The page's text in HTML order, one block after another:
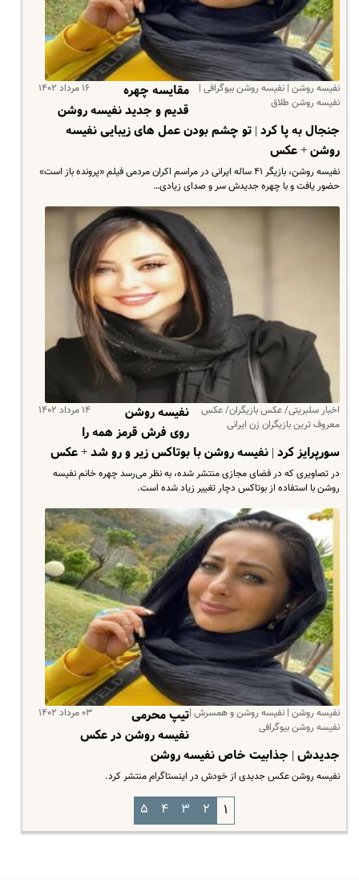
نفیسه روشن | نفیسه روشن بیوگرافی |
نفیسه روشن طلاق
۱۶ مرداد ۱۴۰۲
مقایسه چهره
قدیم و جدید نفیسه روشن
جنجال به پا کرد | تو چشم بودن عمل های زیبایی نفیسه
روشن + عکس
نفیسه روشن، بازیگر ۴۱ ساله ایرانی در مراسم اکران مردمی فیلم «پرونده باز است»
حضور یافت و با چهره جدیدش سر و صدای زیادی…
اخبار سلبریتی/ عکس بازیگران/ عکس
معروف ترین بازیگران زن ایرانی
۱۴ مرداد ۱۴۰۲
نفیسه روشن
روی فرش قرمز همه را
سورپرایز کرد | نفیسه روشن با بوتاکس زیر و رو شد + عکس
در تصاویری که در فضای مجازی منتشر شده، به نظر می‌رسد چهره خانم نفیسه
روشن با استفاده از بوتاکس دچار تغییر زیاد شده است.
نفیسه روشن | نفیسه روشن و همسرش |
نفیسه روشن بیوگرافی
۰۳ مرداد ۱۴۰۲
تیپ محرمی
نفیسه روشن در عکس
جدیدش | جذابیت خاص نفیسه روشن
نفیسه روشن عکس جدیدی از خودش در اینستاگرام منتشر کرد.
۱ ۲ ۳ ۴ ۵